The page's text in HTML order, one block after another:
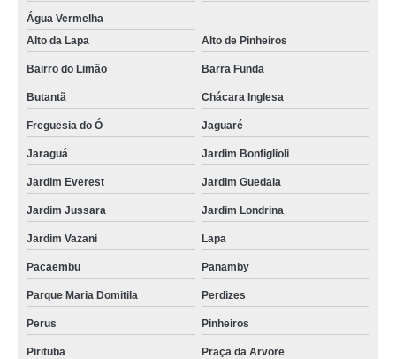
Água Vermelha
Alto da Lapa
Alto de Pinheiros
Bairro do Limão Barra Funda
Butantã Chácara Inglesa
Freguesia do Ó Jaguaré
Jaraguá Jardim Bonfiglioli
Jardim Everest Jardim Guedala
Jardim Jussara Jardim Londrina
Jardim Vazani Lapa
Pacaembu Panamby
Parque Maria Domitila Perdizes
Perus Pinheiros
Pirituba Praça da Arvore